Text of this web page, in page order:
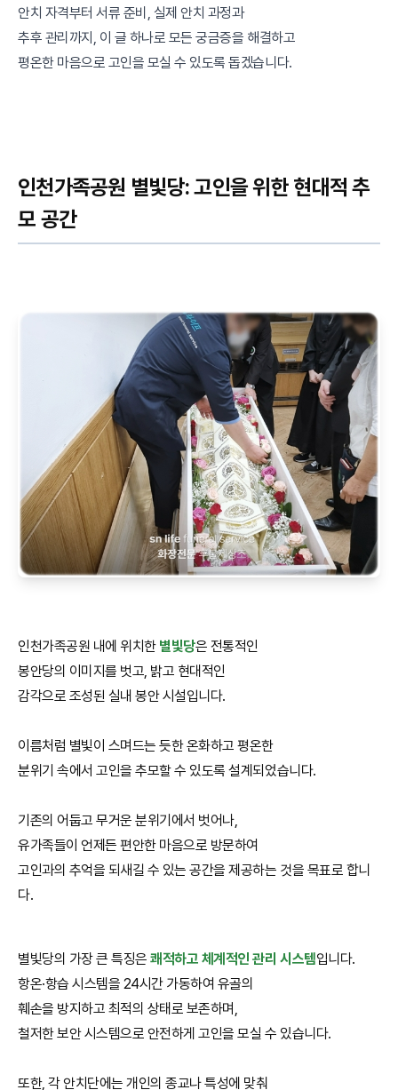
안치 자격부터 서류 준비, 실제 안치 과정과
추후 관리까지, 이 글 하나로 모든 궁금증을 해결하고
평온한 마음으로 고인을 모실 수 있도록 돕겠습니다.
인천가족공원 별빛당: 고인을 위한 현대적 추
모 공간
인천가족공원 내에 위치한 별빛당은 전통적인
봉안당의 이미지를 벗고, 밝고 현대적인
감각으로 조성된 실내 봉안 시설입니다.
이름처럼 별빛이 스며드는 듯한 온화하고 평온한
분위기 속에서 고인을 추모할 수 있도록 설계되었습니다.
기존의 어둡고 무거운 분위기에서 벗어나,
유가족들이 언제든 편안한 마음으로 방문하여
고인과의 추억을 되새길 수 있는 공간을 제공하는 것을 목표로 합니
다.
별빛당의 가장 큰 특징은쾌적하고 체계적인 관리 시스템입니다.
항온·항습 시스템을 24시간 가동하여 유골의
훼손을 방지하고 최적의 상태로 보존하며,
철저한 보안 시스템으로 안전하게 고인을 모실 수 있습니다.
또한, 각 안치단에는 개인의 종교나 특성에 맞춰